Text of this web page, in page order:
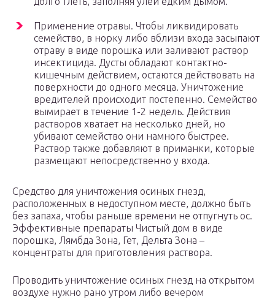
Применение отравы. Чтобы ликвидировать
семейство, в норку либо вблизи входа засыпают
отраву в виде порошка или заливают раствор
инсектицида. Дусты обладают контактно-
кишечным действием, остаются действовать на
поверхности до одного месяца. Уничтожение
вредителей происходит постепенно. Семейство
вымирает в течение 1-2 недель. Действия
растворов хватает на несколько дней, но
убивают семейство они намного быстрее.
Раствор также добавляют в приманки, которые
размещают непосредственно у входа.
Средство для уничтожения осиных гнезд,
расположенных в недоступном месте, должно быть
без запаха, чтобы раньше времени не отпугнуть ос.
Эффективные препараты Чистый дом в виде
порошка, Лямбда Зона, Гет, Дельта Зона –
концентраты для приготовления раствора.
Проводить уничтожение осиных гнезд на открытом
воздухе нужно рано утром либо вечером